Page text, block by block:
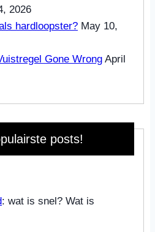
2026
hardloopster? May 10,
Gone Wrong April
posts!
: wat is snel? Wat is